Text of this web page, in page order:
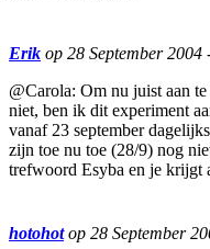
Erik op 28 September 2004
@Carola: Om nu juist aan
niet, ben ik dit experiment
vanaf 23 september
zijn toe nu toe (28/9) nog
trefwoord Esyba en je krijgt
hotohot op 28 September